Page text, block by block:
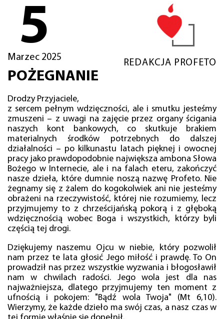
5
Marzec 2025
REDAKCJA PROFETO
POŻEGNANIE
Drodzy Przyjaciele,
z sercem pełnym wdzięczności, ale i smutku jesteśmy
zmuszeni – z uwagi na zajęcie przez organy ścigania
naszych kont bankowych, co skutkuje brakiem
materialnych środków potrzebnych do dalszej
działalności – po kilkunastu latach pięknej i owocnej
pracy jako prawdopodobnie największa ambona Słowa
Bożego w Internecie, ale i na falach eteru, zakończyć
nasze dzieła, które dumnie noszą nazwę Profeto. Nie
żegnamy się z żalem do kogokolwiek ani nie jesteśmy
obrażeni na rzeczywistość, której nie rozumiemy, lecz
przyjmujemy to z chrześcijańską pokorą i z głęboką
wdzięcznością wobec Boga i wszystkich, którzy byli
częścią tej drogi.
Dziękujemy naszemu Ojcu w niebie, który pozwolił
nam przez te lata głosić Jego miłość i prawdę. To On
prowadził nas przez wszystkie wyzwania i błogosławił
nam w chwilach radości. Jego wola jest dla nas
najważniejsza, dlatego przyjmujemy ten moment z
ufnością i pokojem: "Bądź wola Twoja" (Mt 6,10).
Wierzymy, że każde dzieło ma swój czas, a nasz czas w